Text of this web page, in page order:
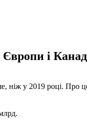
і
у 2019 році. Про це